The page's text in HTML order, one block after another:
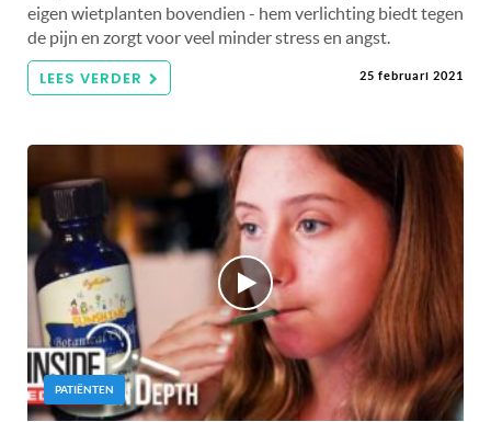
eigen wietplanten bovendien - hem verlichting biedt tegen
de pijn en zorgt voor veel minder stress en angst.
LEES VERDER 25 februari 2021
PATIËNTEN